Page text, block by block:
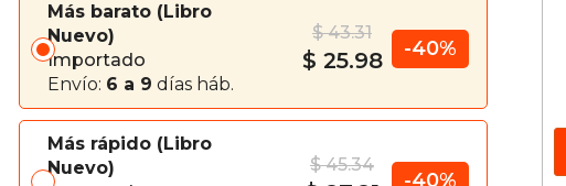
Más barato
Libro
Nuevo
Importado
Envío: 6 a 9 días háb.
$ 43.31
$ 25.98 -40%
Más rápido
Libro
Nuevo
$ 45.34
-40%